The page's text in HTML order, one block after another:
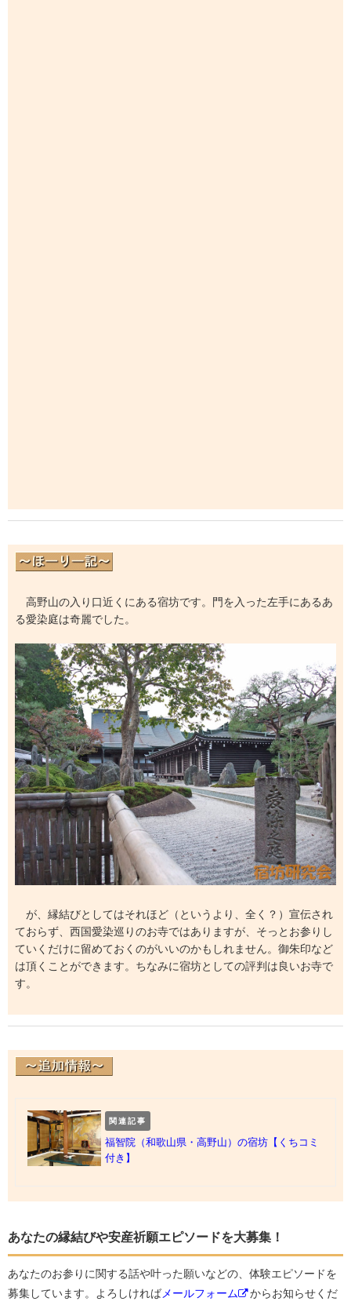
高野山の入り口近くにある宿坊です。門を入った左手にあるあ
る愛染庭は奇麗でした。
が、縁結びとしてはそれほど（というより、全く？）宣伝され
ておらず、西国愛染巡りのお寺ではありますが、そっとお参りし
ていくだけに留めておくのがいいのかもしれません。御朱印など
は頂くことができます。ちなみに宿坊としての評判は良いお寺で
す。
関連記事
福智院（和歌山県・高野山）の宿坊【くちコミ
付き】
あなたの縁結びや安産祈願エピソードを大募集！
あなたのお参りに関する話や叶った願いなどの、体験エピソードを
募集しています。よろしければ メールフォーム からお知らせくだ